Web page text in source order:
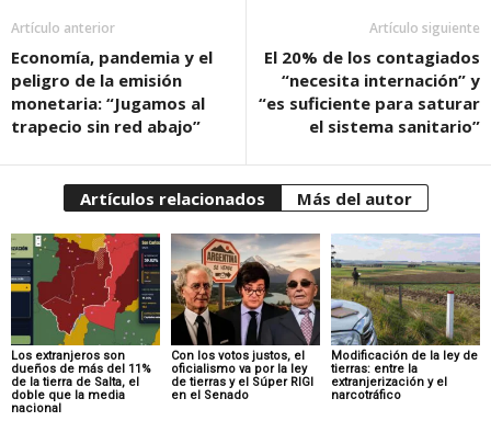
Artículo anterior
Economía, pandemia y el
peligro de la emisión
monetaria: “Jugamos al
trapecio sin red abajo”
Artículo siguiente
El 20% de los contagiados
“necesita internación” y
“es suficiente para saturar
el sistema sanitario”
Artículos relacionados Más del autor
Los extranjeros son
dueños de más del 11%
de la tierra de Salta, el
doble que la media
nacional
Con los votos justos, el
oficialismo va por la ley
de tierras y el Súper RIGI
en el Senado
Modificación de la ley de
tierras: entre la
extranjerización y el
narcotráfico